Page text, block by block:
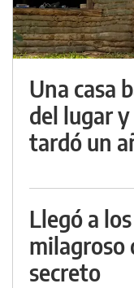
Una casa
del lugar
tardó un
Llegó a
milagroso
secreto